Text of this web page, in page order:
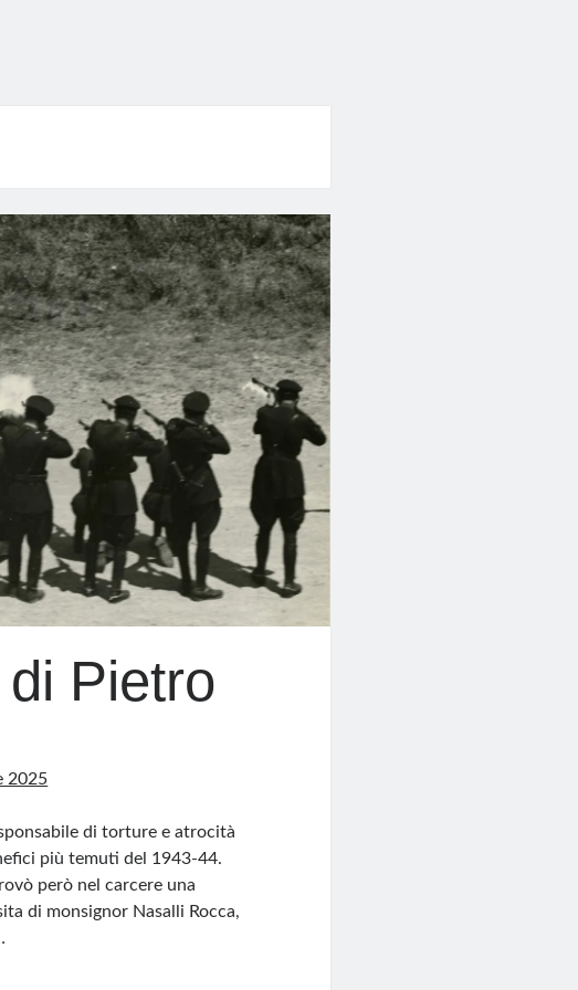
di Pietro
2025
di torture e atrocità
più temuti del 1943-44.
però nel carcere una
di monsignor Nasalli Rocca,